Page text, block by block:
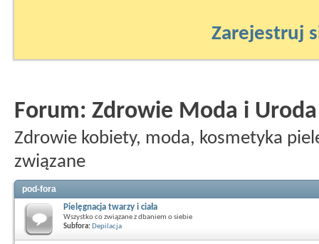
Zarejestruj
Forum: Zdrowie Moda i Uroda
Zdrowie kobiety, moda, kosmetyka
związane
pod-fora
Pielęgnacja twarzy i ciała
Wszystko co związane z dbaniem o siebie
Subfora: Depilacja